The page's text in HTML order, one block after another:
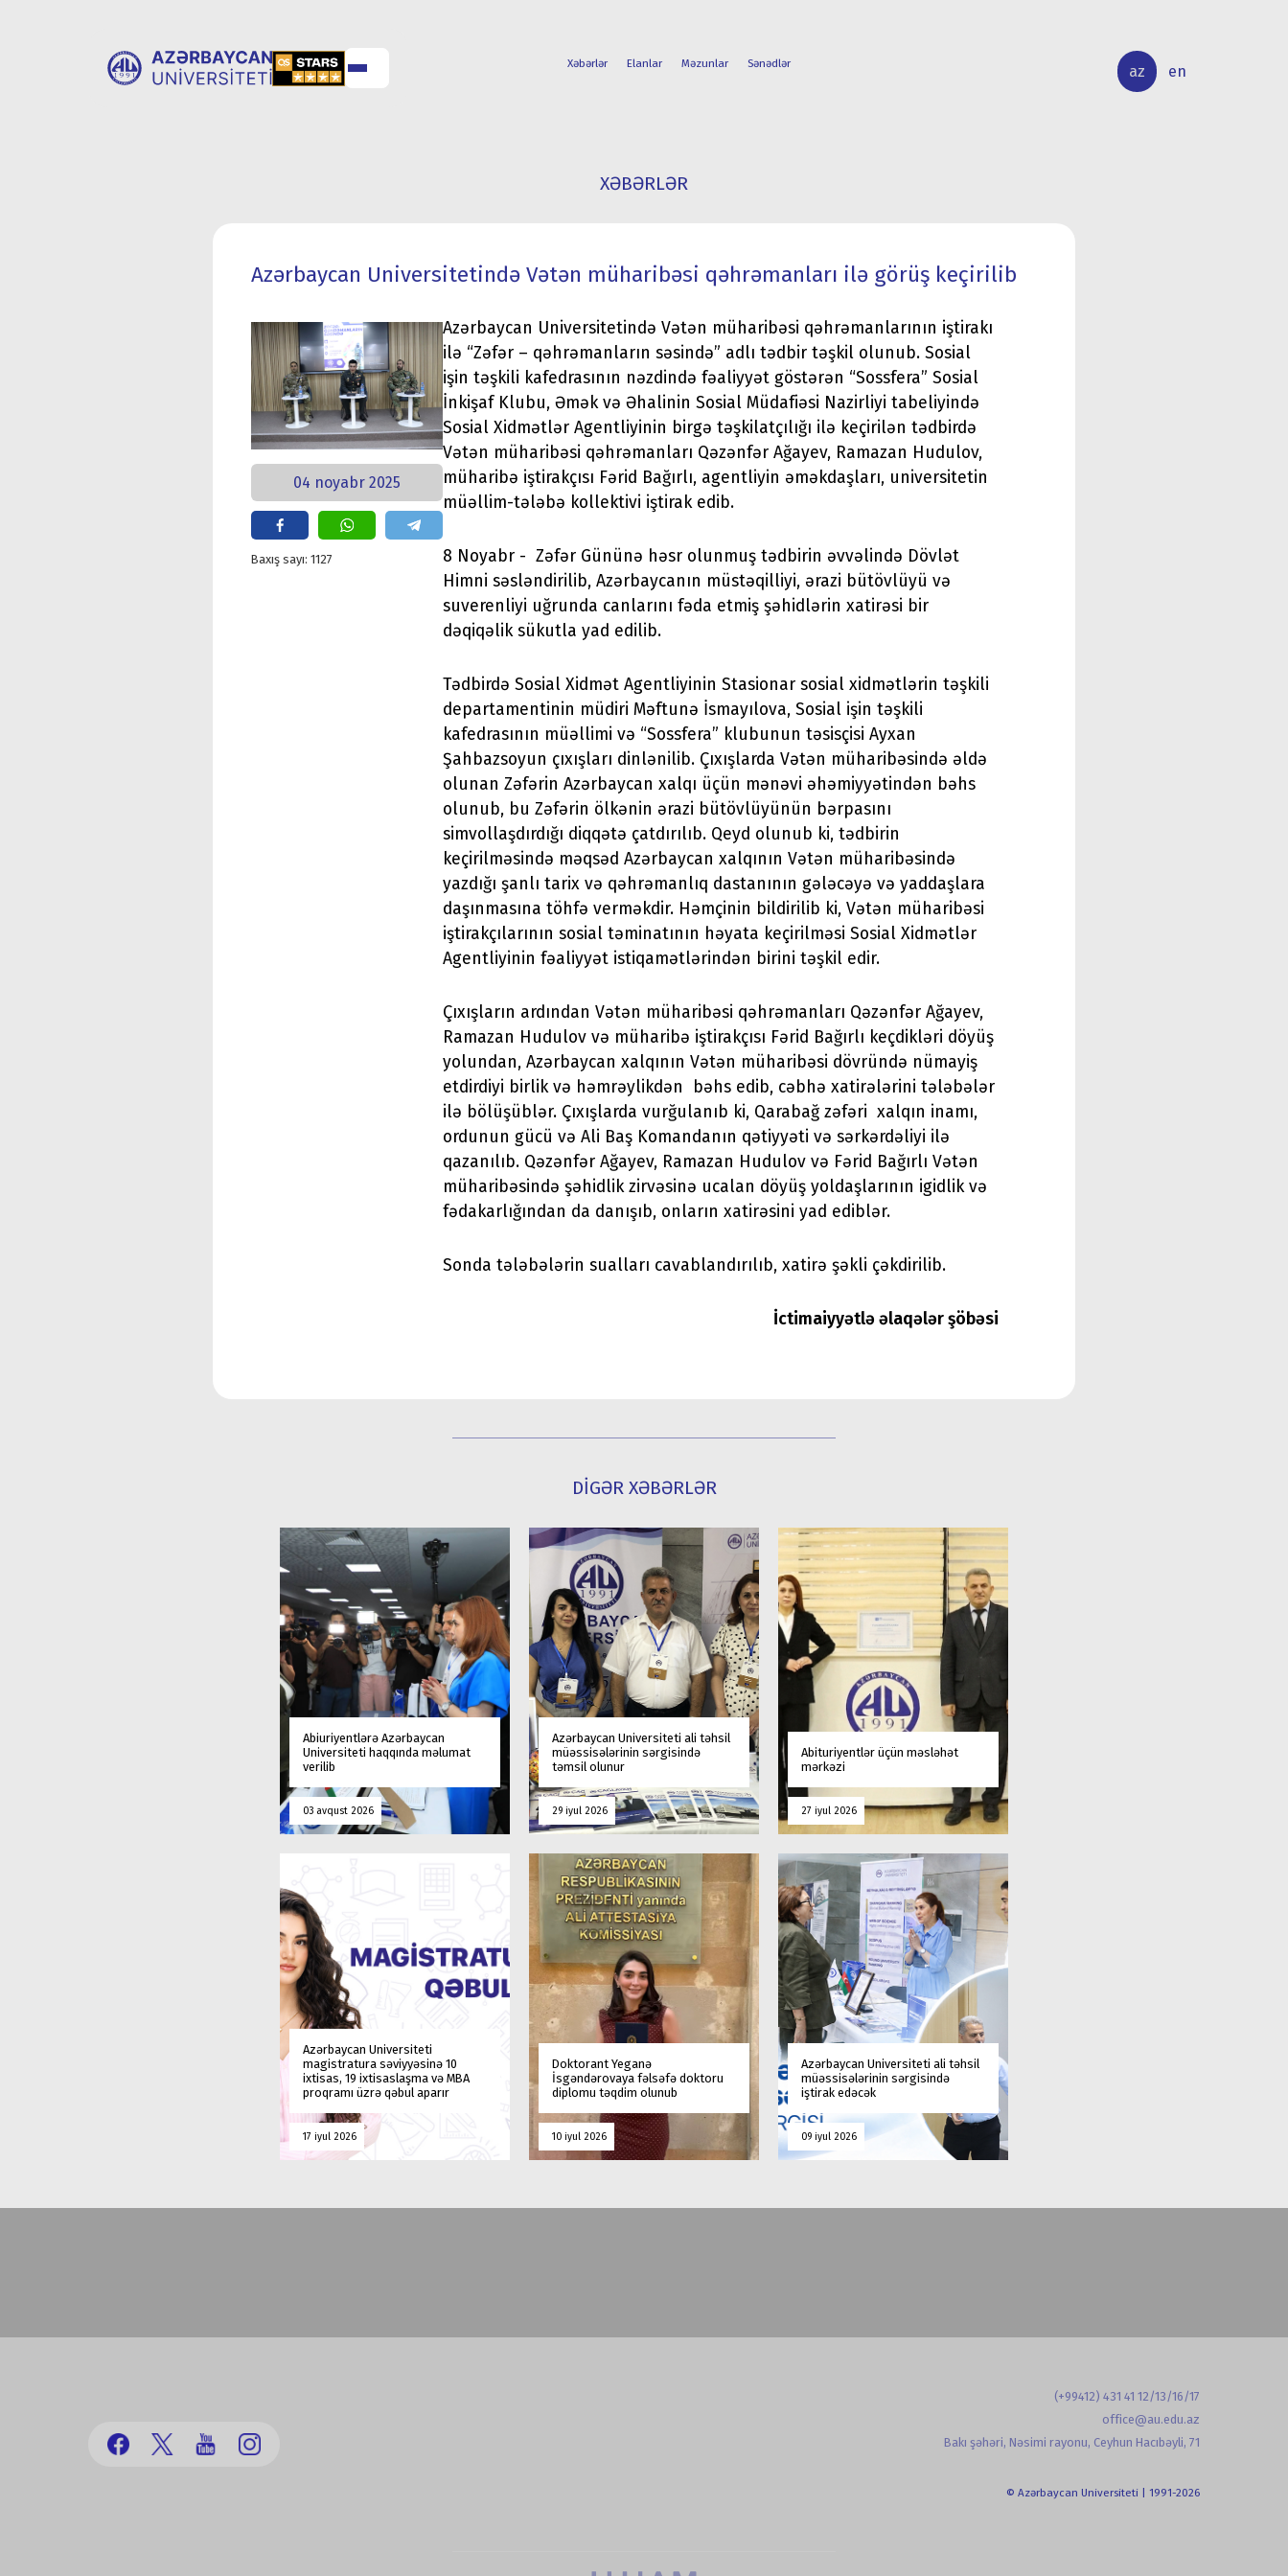
Xəbərlər Elanlar Məzunlar Sənədlər az en
XƏBƏRLƏR
Azərbaycan Universitetində Vətən müharibəsi qəhrəmanları ilə görüş keçirilib
04 noyabr 2025
Baxış sayı: 1127
Azərbaycan Universitetində Vətən müharibəsi qəhrəmanlarının iştirakı
ilə “Zəfər – qəhrəmanların səsində” adlı tədbir təşkil olunub. Sosial
işin təşkili kafedrasının nəzdində fəaliyyət göstərən “Sossfera” Sosial
İnkişaf Klubu, Əmək və Əhalinin Sosial Müdafiəsi Nazirliyi tabeliyində
Sosial Xidmətlər Agentliyinin birgə təşkilatçılığı ilə keçirilən tədbirdə
Vətən müharibəsi qəhrəmanları Qəzənfər Ağayev, Ramazan Hudulov,
müharibə iştirakçısı Fərid Bağırlı, agentliyin əməkdaşları, universitetin
müəllim-tələbə kollektivi iştirak edib.
8 Noyabr - Zəfər Gününə həsr olunmuş tədbirin əvvəlində Dövlət
Himni səsləndirilib, Azərbaycanın müstəqilliyi, ərazi bütövlüyü və
suverenliyi uğrunda canlarını fəda etmiş şəhidlərin xatirəsi bir
dəqiqəlik sükutla yad edilib.
Tədbirdə Sosial Xidmət Agentliyinin Stasionar sosial xidmətlərin təşkili
departamentinin müdiri Məftunə İsmayılova, Sosial işin təşkili
kafedrasının müəllimi və “Sossfera” klubunun təsisçisi Ayxan
Şahbazsoyun çıxışları dinlənilib. Çıxışlarda Vətən müharibəsində əldə
olunan Zəfərin Azərbaycan xalqı üçün mənəvi əhəmiyyətindən bəhs
olunub, bu Zəfərin ölkənin ərazi bütövlüyünün bərpasını
simvollaşdırdığı diqqətə çatdırılıb. Qeyd olunub ki, tədbirin
keçirilməsində məqsəd Azərbaycan xalqının Vətən müharibəsində
yazdığı şanlı tarix və qəhrəmanlıq dastanının gələcəyə və yaddaşlara
daşınmasına töhfə verməkdir. Həmçinin bildirilib ki, Vətən müharibəsi
iştirakçılarının sosial təminatının həyata keçirilməsi Sosial Xidmətlər
Agentliyinin fəaliyyət istiqamətlərindən birini təşkil edir.
Çıxışların ardından Vətən müharibəsi qəhrəmanları Qəzənfər Ağayev,
Ramazan Hudulov və müharibə iştirakçısı Fərid Bağırlı keçdikləri döyüş
yolundan, Azərbaycan xalqının Vətən müharibəsi dövründə nümayiş
etdirdiyi birlik və həmrəylikdən bəhs edib, cəbhə xatirələrini tələbələr
ilə bölüşüblər. Çıxışlarda vurğulanıb ki, Qarabağ zəfəri xalqın inamı,
ordunun gücü və Ali Baş Komandanın qətiyyəti və sərkərdəliyi ilə
qazanılıb. Qəzənfər Ağayev, Ramazan Hudulov və Fərid Bağırlı Vətən
müharibəsində şəhidlik zirvəsinə ucalan döyüş yoldaşlarının igidlik və
fədakarlığından da danışıb, onların xatirəsini yad ediblər.
Sonda tələbələrin sualları cavablandırılıb, xatirə şəkli çəkdirilib.
İctimaiyyətlə əlaqələr şöbəsi
DİGƏR XƏBƏRLƏR
Abiuriyentlərə Azərbaycan
Universiteti haqqında məlumat
verilib
03 avqust 2026
Azərbaycan Universiteti ali təhsil
müəssisələrinin sərgisində
təmsil olunur
29 iyul 2026
Abituriyentlər üçün məsləhət
mərkəzi
27 iyul 2026
Azərbaycan Universiteti
magistratura səviyyəsinə 10
ixtisas, 19 ixtisaslaşma və MBA
proqramı üzrə qəbul aparır
17 iyul 2026
Doktorant Yeganə
İsgəndərovaya fəlsəfə doktoru
diplomu təqdim olunub
10 iyul 2026
Azərbaycan Universiteti ali təhsil
müəssisələrinin sərgisində
iştirak edəcək
09 iyul 2026
(+99412) 431 41 12/13/16/17
office@au.edu.az
Bakı şəhəri, Nəsimi rayonu, Ceyhun Hacıbəyli, 71
© Azərbaycan Universiteti | 1991-2026